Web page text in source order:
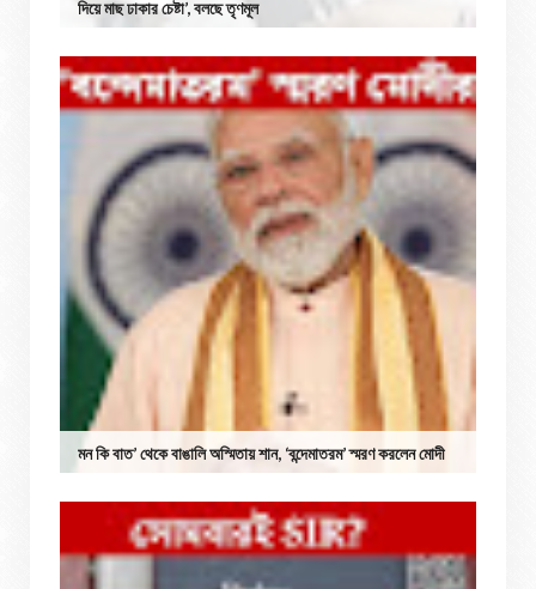
দিয়ে মাছ ঢাকার চেষ্টা’, বলছে তৃণমূল
মন কি বাত’ থেকে বাঙালি অস্মিতায় শান, ‘বন্দেমাতরম’ স্মরণ করলেন মোদী